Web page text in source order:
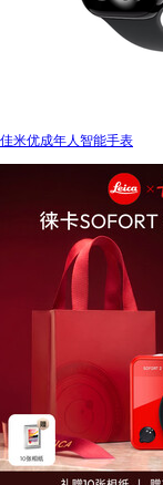
佳米优成年人智能手表